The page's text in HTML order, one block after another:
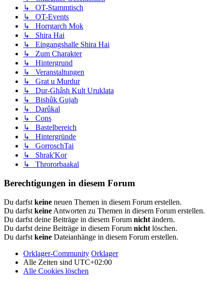
↳ OT-Stammtisch
↳ OT-Events
↳ Horrgarch Mok
↳ Shira Hai
↳ Eingangshalle Shira Hai
↳ Zum Charakter
↳ Hintergrund
↳ Veranstaltungen
↳ Grat u Murdur
↳ Dur-Ghâsh Kult Uruklata
↳ Bishûk Gujah
↳ Darûkal
↳ Cons
↳ Bastelbereich
↳ Hintergründe
↳ GorroschTai
↳ Shrak'Kor
↳ Thrororbaakal
Berechtigungen in diesem Forum
Du darfst keine neuen Themen in diesem Forum erstellen.
Du darfst keine Antworten zu Themen in diesem Forum erstellen.
Du darfst deine Beiträge in diesem Forum nicht ändern.
Du darfst deine Beiträge in diesem Forum nicht löschen.
Du darfst keine Dateianhänge in diesem Forum erstellen.
Orklager-Community Orklager
Alle Zeiten sind UTC+02:00
Alle Cookies löschen